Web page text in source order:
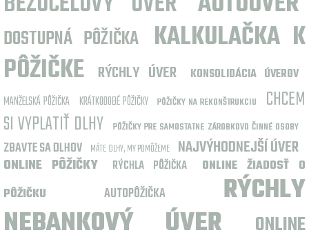
DOSTUPNÁ PÔŽIČKA KALKULAČKA K
PÔŽIČKE RÝCHLY ÚVER
KONSOLIDÁCIA ÚVEROV
MANŽELSKÁ PÔŽIČKA KRÁTKODOBÉ PÔŽIČKY PÔŽIČKY NA REKONŠTRUKCIU
CHCEM
SI VYPLATIŤ DLHY
PÔŽIČKY PRE SAMOSTATNE ZÁROBKOVO ČINNÉ OSOBY
ZBAVTE SA DLHOV MÁTE DLHY, MY POMÔŽEME NAJVÝHODNEJŠÍ ÚVER
ONLINE PÔŽIČKY RÝCHLA PÔŽIČKA
ONLINE ŽIADOSŤ O
PÔŽIČKU
AUTOPÔŽIČKA
RÝCHLY
NEBANKOVÝ ÚVER
ONLINE